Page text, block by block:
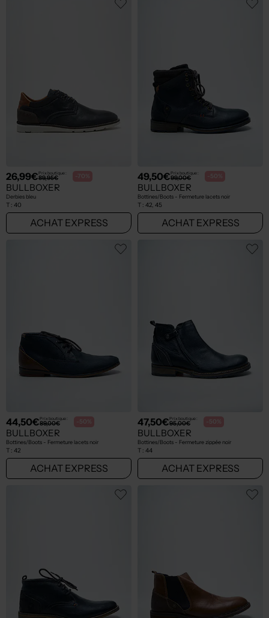
26,99€Prix boutique :
89,95€ -70%
BULLBOXER
Derbies bleu
T : 40
ACHAT EXPRESS
49,50€Prix boutique :
99,00€ -50%
BULLBOXER
Bottines/Boots - Fermeture lacets noir
T : 42, 45
ACHAT EXPRESS
44,50€Prix boutique :
89,00€ -50%
BULLBOXER
Bottines/Boots - Fermeture lacets noir
T : 42
ACHAT EXPRESS
47,50€Prix boutique :
95,00€ -50%
BULLBOXER
Bottines/Boots - Fermeture zippée noir
T : 44
ACHAT EXPRESS